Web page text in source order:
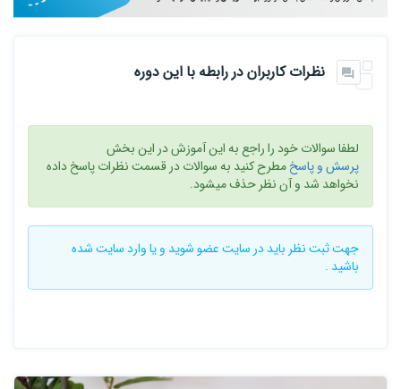
نظرات کاربران در رابطه با این دوره
لطفا سوالات خود را راجع به این آموزش در این بخش
پرسش و پاسخمطرح کنید به سوالات در قسمت نظرات پاسخ داده
نخواهد شد و آن نظر حذف میشود.
جهت ثبت نظر باید در سایتعضو شوید و یاوارد سایتشده
باشید .